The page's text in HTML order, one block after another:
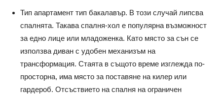
Тип апартамент тип бакалавър. В този случай липсва
спалнята. Такава спалня-хол е популярна възможност
за едно лице или младоженка. Като място за сън се
използва диван с удобен механизъм на
трансформация. Стаята в същото време изглежда по-
просторна, има място за поставяне на килер или
гардероб. Отсъствието на спалня на ограничен